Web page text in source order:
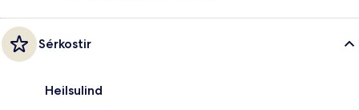
Sérkostir
Heilsulind